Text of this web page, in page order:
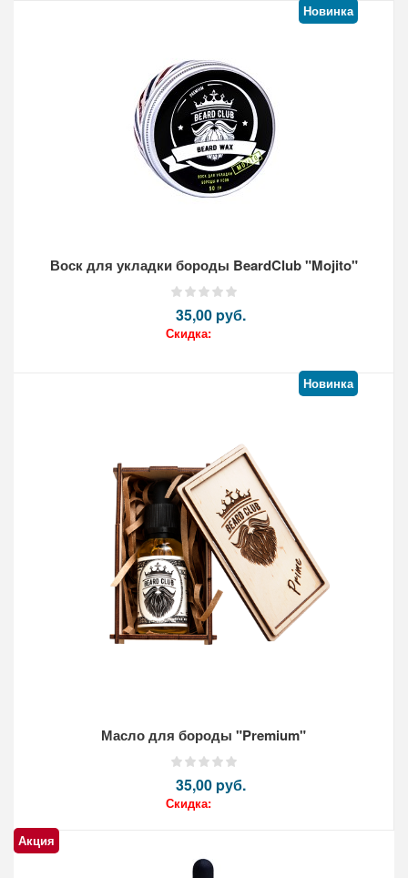
Новинка
Воск для укладки бороды BeardClub "Mojito"
35,00 pуб.
Скидка:
Новинка
Масло для бороды "Premium"
35,00 pуб.
Скидка:
Акция